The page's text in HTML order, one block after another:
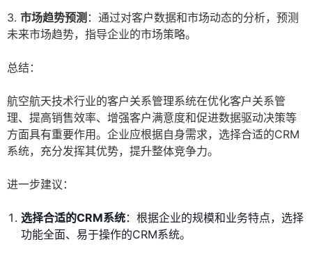
3. 市场趋势预测 ：通过对客户数据和市场动态的分析，预测
未来市场趋势，指导企业的市场策略。
总结：
航空航天技术行业的客户关系管理系统在优化客户关系管
理、提高销售效率、增强客户满意度和促进数据驱动决策等
方面具有重要作用。企业应根据自身需求，选择合适的CRM
系统，充分发挥其优势，提升整体竞争力。
进一步建议：
选择合适的CRM系统：根据企业的规模和业务特点，选择
功能全面、易于操作的CRM系统。